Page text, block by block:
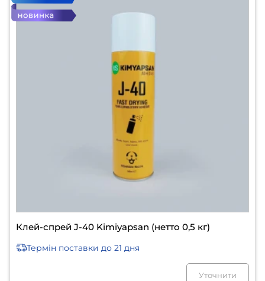
Клей-спрей J-40 Kimiyapsan (нетто 0,5 кг)
Термін поставки до 21 дня
Уточнити